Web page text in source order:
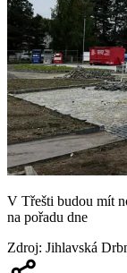
V Třešti budou mít
na pořadu dne
Zdroj: Jihlavská